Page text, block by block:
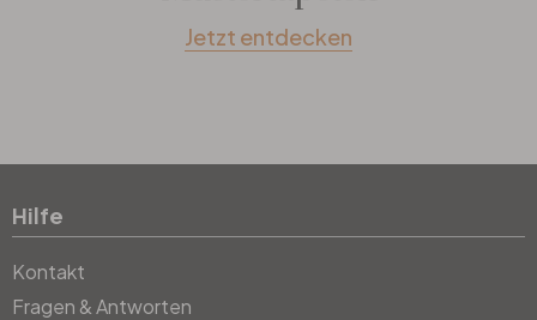
Jetzt entdecken
Hilfe
Kontakt
Fragen & Antworten